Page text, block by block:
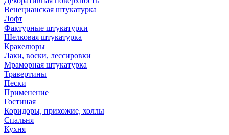
Венецианская штукатурка
Лофт
Фактурные штукатурки
Шелковая штукатурка
Кракелюры
Лаки, воски, лессировки
Мраморная штукатурка
Травертины
Пески
Применение
Гостиная
Коридоры, прихожие, холлы
Спальня
Кухня